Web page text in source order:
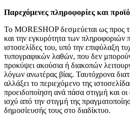
Παρεχόμενες πληροφορίες και
To MORESHOP δεσμεύεται ως προς
και την εγκυρότητα των πληροφοριών
ιστοσελίδες του, υπό την επιφύλαξη
τυπογραφικών λαθών, που δεν
προκύψει ακούσια ή διακοπών
λόγων ανωτέρας βίας. Ταυτόχρονα
αλλάξει το περιεχόμενο της
προειδοποίηση ανά πάσα στιγμή και
ισχύ από την στιγμή της
δημοσίευσής τους στο διαδίκτυο.